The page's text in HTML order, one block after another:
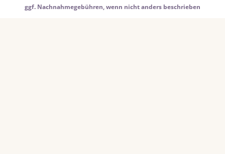
ggf. Nachnahmegebühren, wenn nicht anders beschrieben